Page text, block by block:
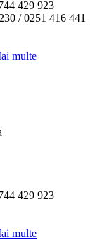
429 923
/ 0251 416 441
multe
429 923
multe